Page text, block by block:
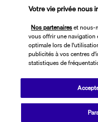
Site édité par
Votre vie privée nous
Nos partenaireset nous-
vous offrir une navigation
optimale lors de
publicités à vos centres
statistiques de